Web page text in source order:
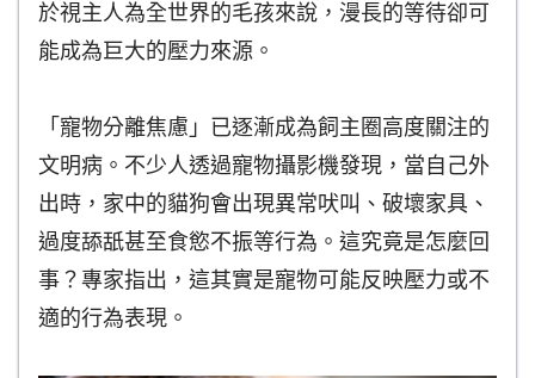
於視主人為全世界的毛孩來說，漫長的等待卻可
能成為巨大的壓力來源。
「寵物分離焦慮」已逐漸成為飼主圈高度關注的
文明病。不少人透過寵物攝影機發現，當自己外
出時，家中的貓狗會出現異常吠叫、破壞家具、
過度舔舐甚至食慾不振等行為。這究竟是怎麼回
事？專家指出，這其實是寵物可能反映壓力或不
適的行為表現。